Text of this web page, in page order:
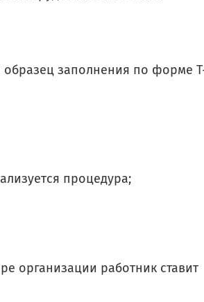
заполнения по форме
процедура;
организации работник ставит